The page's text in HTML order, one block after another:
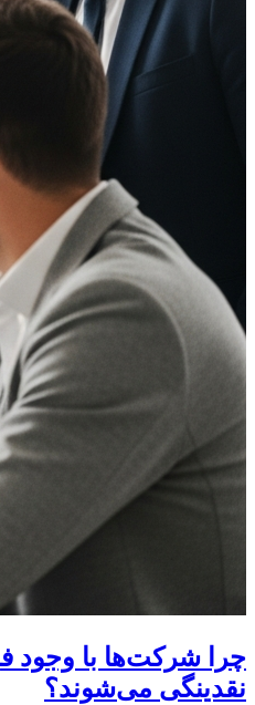
چرا شرکت‌ها با وجود
نقدینگی می‌شوند؟